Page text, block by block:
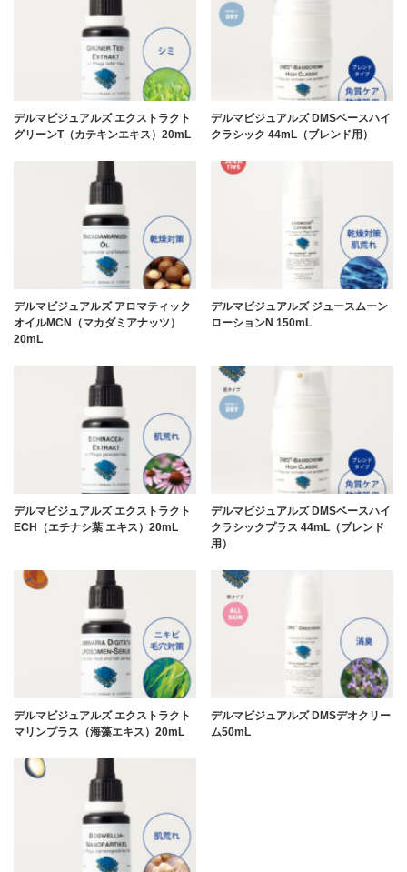
デルマビジュアルズ エクストラクト
グリーンT（カテキンエキス）20mL
デルマビジュアルズ DMSベースハイ
クラシック 44mL（ブレンド用）
デルマビジュアルズ アロマティック
オイルMCN（マカダミアナッツ）
20mL
デルマビジュアルズ ジュースムーン
ローションN 150mL
デルマビジュアルズ エクストラクト
ECH（エチナシ葉 エキス）20mL
デルマビジュアルズ DMSベースハイ
クラシックプラス 44mL（ブレンド
用）
デルマビジュアルズ エクストラクト
マリンプラス（海藻エキス）20mL
デルマビジュアルズ DMSデオクリー
ム50mL